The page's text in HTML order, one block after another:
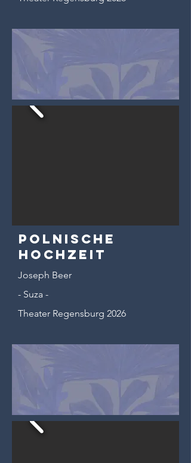
Polnische
Hochzeit
Joseph Beer
- Suza -
Theater Regensburg 2026